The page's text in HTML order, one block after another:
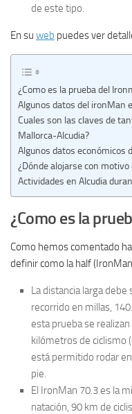
de este tipo.
En su web puedes ver
¿Como es la prueba del
Algunos datos del ironMan
Cuales son las claves de
Mallorca-Alcudia?
Algunos datos económicos
¿Dónde alojarse con
Actividades en Alcudia
¿Como es la
Como hemos comentado
definir como la half
La distancia larga
recorrido en millas,
esta prueba se
kilómetros de ciclismo
está permitido rodar
pie.
El IronMan 70.3 es la
natación, 90 km de